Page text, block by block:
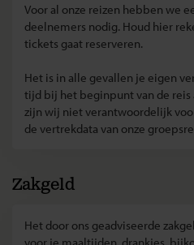
Voor al onze reizen hebben we
deelnemers nodig. Houd hier
tickets gaat reserveren.
Het is in alle gevallen je eigen
tijd bij het beginpunt van de reis
zijn wij niet verantwoordelijk
de vertrekdata van onze
Zakgeld
Het door ons geadviseerde
voor je maaltijden, drankjes,